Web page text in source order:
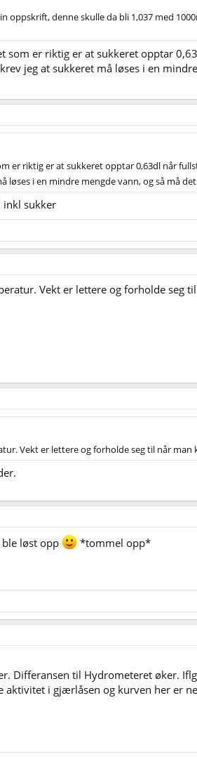
oppskrift, denne skulle da bli 1,037 med
som er riktig er at sukkeret opptar
jeg at sukkeret må løses i en
er riktig er at sukkeret opptar 0,63dl når
løses i en mindre mengde vann, og så må
inkl sukker
Vekt er lettere og forholde seg
Vekt er lettere og forholde seg til når man
løst opp *tommel opp*
Differansen til Hydrometeret øker.
aktivitet i gjærlåsen og kurven her er